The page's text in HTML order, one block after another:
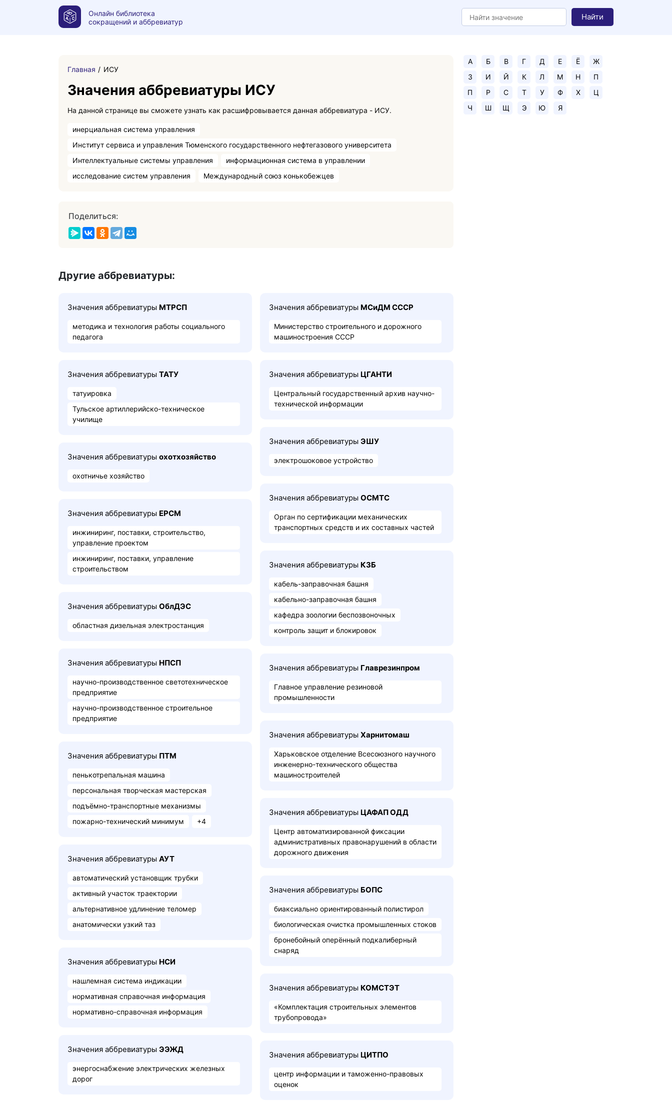
Онлайн библиотека
сокращений и аббревиатур
Найти
Главная ИСУ
Значения аббревиатуры ИСУ
На данной странице вы сможете узнать как расшифровывается данная аббревиатура - ИСУ.
инерциальная система управления
Институт сервиса и управления Тюменского государственного нефтегазового университета
Интеллектуальные системы управления
информационная система в управлении
исследование систем управления
Международный союз конькобежцев
Поделиться:
Другие аббревиатуры:
Значения аббревиатуры МТРСП
методика и технология работы социального
педагога
Значения аббревиатуры ТАТУ
татуировка
Тульское артиллерийско-техническое
училище
Значения аббревиатуры охотхозяйство
охотничье хозяйство
Значения аббревиатуры ЕРСМ
инжиниринг, поставки, строительство,
управление проектом
инжиниринг, поставки, управление
строительством
Значения аббревиатуры ОблДЭС
областная дизельная электростанция
Значения аббревиатуры НПСП
научно-производственное светотехническое
предприятие
научно-производственное строительное
предприятие
Значения аббревиатуры ПТМ
пенькотрепальная машина
персональная творческая мастерская
подъёмно-транспортные механизмы
пожарно-технический минимум
+4
Значения аббревиатуры АУТ
автоматический установщик трубки
активный участок траектории
альтернативное удлинение теломер
анатомически узкий таз
Значения аббревиатуры НСИ
нашлемная система индикации
нормативная справочная информация
нормативно-справочная информация
Значения аббревиатуры ЭЭЖД
энергоснабжение электрических железных
дорог
Значения аббревиатуры МСиДМ СССР
Министерство строительного и дорожного
машиностроения СССР
Значения аббревиатуры ЦГАНТИ
Центральный государственный архив научно-
технической информации
Значения аббревиатуры ЭШУ
электрошоковое устройство
Значения аббревиатуры ОСМТС
Орган по сертификации механических
транспортных средств и их составных частей
Значения аббревиатуры КЗБ
кабель-заправочная башня
кабельно-заправочная башня
кафедра зоологии беспозвоночных
контроль защит и блокировок
Значения аббревиатуры Главрезинпром
Главное управление резиновой
промышленности
Значения аббревиатуры Харнитомаш
Харьковское отделение Всесоюзного научного
инженерно-технического общества
машиностроителей
Значения аббревиатуры ЦАФАП ОДД
Центр автоматизированной фиксации
административных правонарушений в области
дорожного движения
Значения аббревиатуры БОПС
биаксиально ориентированный полистирол
биологическая очистка промышленных стоков
бронебойный оперённый подкалиберный
снаряд
Значения аббревиатуры КОМСТЭТ
«Комплектация строительных элементов
трубопровода»
Значения аббревиатуры ЦИТПО
центр информации и таможенно-правовых
оценок
А Б В Г Д Е Ё
Ж
З
И Й К Л М Н
П
П
Р С Т У Ф Х
Ц
Ч
Ш Щ Э Ю Я